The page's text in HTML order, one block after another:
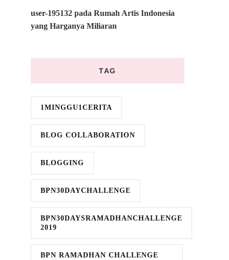
user-195132 pada Rumah Artis Indonesia
yang Harganya Miliaran
TAG
1MINGGU1CERITA
BLOG COLLABORATION
BLOGGING
BPN30DAYCHALLENGE
BPN30DAYSRAMADHANCHALLENGE
2019
BPN RAMADHAN CHALLENGE